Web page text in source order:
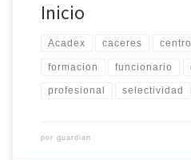
Inicio
Acadex caceres
formacion funcionario
profesional selectividad
por guardian